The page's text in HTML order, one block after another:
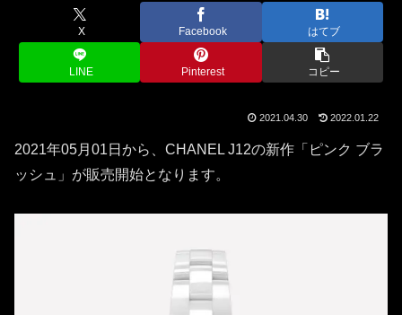
X Facebook はてブ
LINE Pinterest コピー
2021.04.30 2022.01.22
2021年05月01日から、CHANEL J12の新作「ピンク ブラ
ッシュ」が販売開始となります。